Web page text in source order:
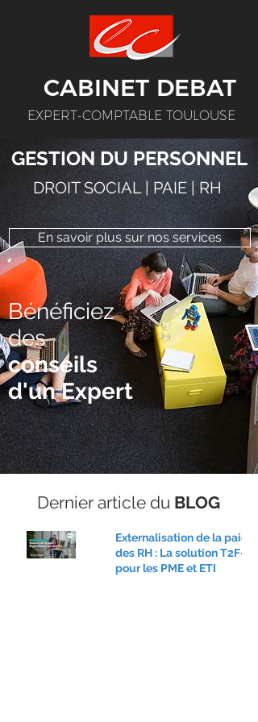
CABINET DEBAT
EXPERT-COMPTABLE TOULOUSE
GESTION DU PERSONNEL
DROIT SOCIAL | PAIE | RH
En savoir plus sur nos services
Bénéficiez
des
conseils
d'un Expert
Dernier article du BLOG
Externalisation de la paie et
des RH : La solution T2F-RH
pour les PME et ETI